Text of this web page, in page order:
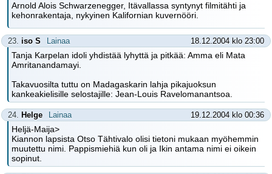
Arnold Alois Schwarzenegger, Itävallassa syntynyt filmitähti ja
kehonrakentaja, nykyinen Kalifornian kuvernööri.
23. iso S Lainaa 18.12.2004 klo 23:00
Tanja Karpelan idoli yhdistää lyhyttä ja pitkää: Amma eli Mata
Amritanandamayi.
Takavuosilta tuttu on Madagaskarin lahja pikajuoksun
kankeakielisille selostajille: Jean-Louis Ravelomanantsoa.
24. Helge Lainaa 19.12.2004 klo 00:36
Heljä-Maija>
Kiannon lapsista Otso Tähtivalo olisi tietoni mukaan myöhemmin
muutettu nimi. Pappismiehiä kun oli ja Ikin antama nimi ei oikein
sopinut.